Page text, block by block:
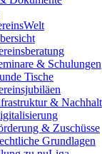
& Schulungen
Tische
&
& Zuschüsse
Grundlagen